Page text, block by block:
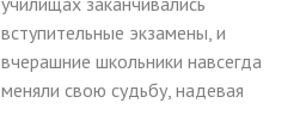
вступительные экзамены, и
вчерашние школьники навсегда
меняли свою судьбу, надевая